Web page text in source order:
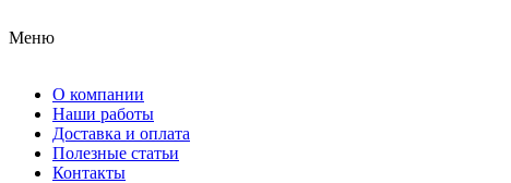
Меню
О компании
Наши работы
Доставка и оплата
Полезные статьи
Контакты